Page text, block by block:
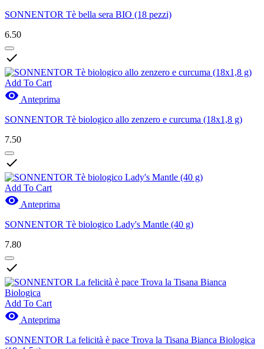
SONNENTOR Tè bella sera BIO (18 pezzi)
6.50

Add To Cart
 Anteprima
SONNENTOR Tè biologico allo zenzero e curcuma (18x1,8 g)
7.50

Add To Cart
 Anteprima
SONNENTOR Tè biologico Lady's Mantle (40 g)
7.80

Add To Cart
 Anteprima
SONNENTOR La felicità è pace Trova la Tisana Bianca Biologica